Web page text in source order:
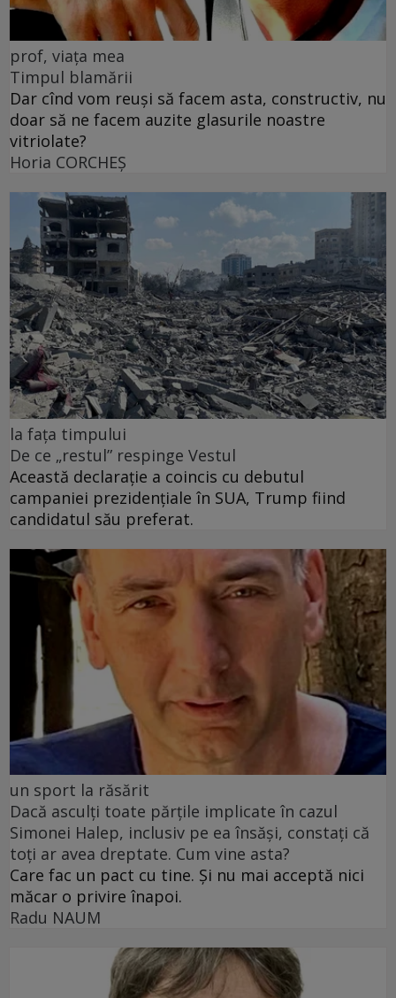
prof, viața mea
Timpul blamării
Dar cînd vom reuși să facem asta, constructiv, nu
doar să ne facem auzite glasurile noastre
vitriolate?
Horia CORCHEŞ
la fața timpului
De ce „restul” respinge Vestul
Această declarație a coincis cu debutul
campaniei prezidențiale în SUA, Trump fiind
candidatul său preferat.
un sport la răsărit
Dacă asculți toate părțile implicate în cazul
Simonei Halep, inclusiv pe ea însăși, constați că
toți ar avea dreptate. Cum vine asta?
Care fac un pact cu tine. Și nu mai acceptă nici
măcar o privire înapoi.
Radu NAUM